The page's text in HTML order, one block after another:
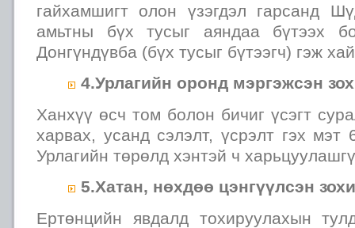
гайхамшигт олон үзэгдэл гарсанд
амьтны бүх тусыг аяндаа бүтээх
Донгүндүвба (бүх тусыг бүтээгч) гэж
4.Урлагийн оронд мэргэжсэн
Ханхүү өсч том болон бичиг үсэгт
харвах, усанд сэлэлт, үсрэлт гэх мэт
Урлагийн төрөлд хэнтэй ч
5.Хатан, нөхдөө цэнгүүлсэн
Ертөнцийн явдалд тохируулахын